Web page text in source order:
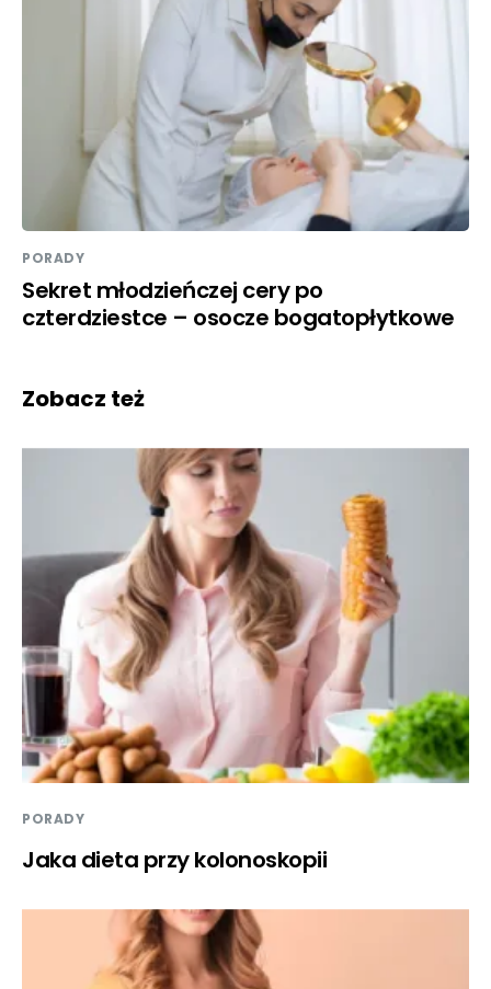
PORADY
Sekret młodzieńczej cery po
czterdziestce – osocze bogatopłytkowe
Zobacz też
PORADY
Jaka dieta przy kolonoskopii